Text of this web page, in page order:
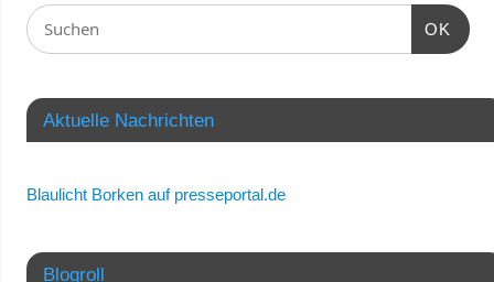
OK
Aktuelle Nachrichten
Blaulicht Borken auf presseportal.de
Blogroll